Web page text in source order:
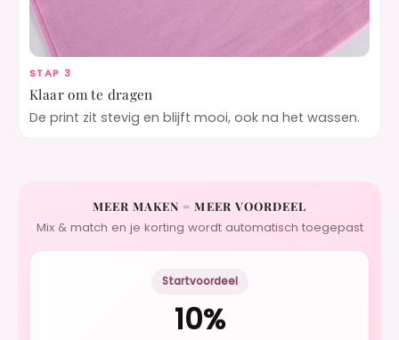
STAP 3
Klaar om te dragen
De print zit stevig en blijft mooi, ook na het wassen.
MEER MAKEN = MEER VOORDEEL
Mix & match en je korting wordt automatisch toegepast
Startvoordeel
10%